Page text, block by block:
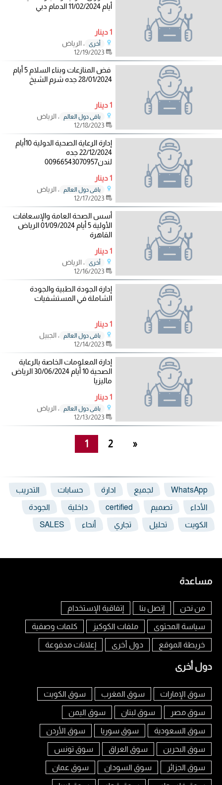
أيام 11/02/2024 الدمام دبي
1 دينار
أخرى
، الرياض
12/19/2023
فض المنازعات وبناء السلام 5 أيام
28/01/2024 جده شرم الشيخ
1 دينار
باقي دول العالم
، الرياض
12/18/2023
إدارة الرعاية الصحية الدولية 10أيام
22/12/2024 جده
لندن00966543070957
1 دينار
باقي دول العالم
، الرياض
12/17/2023
أسس الصحة العامة والإسعافات
الأولية 5 أيام 01/09/2024 الرياض
القاهرة
1 دينار
أخرى
، الرياض
12/16/2023
إدارة الجودة الطبية والجودة
الشاملة في المستشفيات
1 دينار
باقي دول العالم
، الجبيل
12/14/2023
إدارة المعلومات الخاصة بالرعاية
الصحية 10 أيام 30/06/2024 الرياض
ماليزيا
1 دينار
باقي دول العالم
، الرياض
12/13/2023
1 2 »
WhatsApp لجميع ادارة حسابات التدريب
الأداء تصميم certified داخلية الجودة
الكويت تحليل تجاري أنحاء SALES
مساعدة
من نحن إتصل بنا إتفاقية الإستخدام
سياسة المحتوى ملفات الكوكيز كلمات وصفية
خريطة الموقع دول أخرى إعلانات مدفوعة
دول أخرى
سوق الإمارات سوق المغرب سوق الكويت
سوق مصر سوق لبنان سوق اليمن
سوق السعودية سوق سوريا سوق الأردن
سوق البحرين سوق العراق سوق تونس
سوق الجزائر سوق السودان سوق عمان